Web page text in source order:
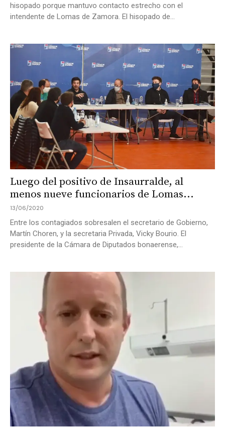
hisopado porque mantuvo contacto estrecho con el
intendente de Lomas de Zamora. El hisopado de...
Luego del positivo de Insaurralde, al
menos nueve funcionarios de Lomas...
13/06/2020
Entre los contagiados sobresalen el secretario de Gobierno,
Martín Choren, y la secretaria Privada, Vicky Bourio. El
presidente de la Cámara de Diputados bonaerense,...